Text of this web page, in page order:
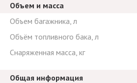
Объем и масса
Объем багажника, л
Объём топливного бака, л
Снаряженная масса, кг
Общая информация